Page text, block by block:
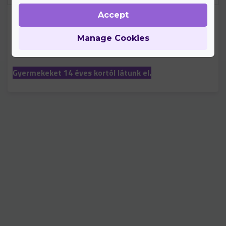
A vizsgálatnak minden esetben része az általános
pulmonológiai szakvizsgálat és konzultáció, melynek
díja a szolgáltatás igénybevételével együtt
Gyermekeket 14 éves kortól látunk el.
Manage Cookies
Accept